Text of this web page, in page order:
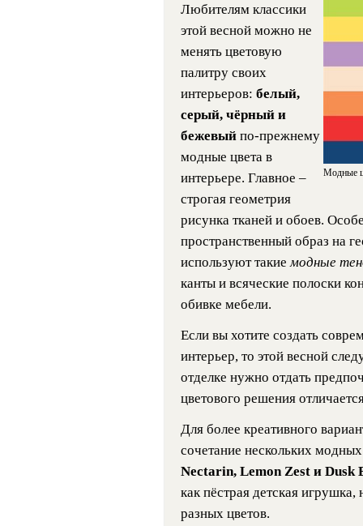
Модные
Любителям классики
этой весной можно не
менять цветовую
палитру своих
интерьеров: белый,
серый, чёрный и
бежевыйпо-прежнему
модные цвета в
интерьере. Главное –
строгая геометрия
рисунка тканей и обоев.
пространственный образ на
используют такие модные
канты и всяческие полоски
обивке мебели.
Если вы хотите создать
интерьер, то этой весной
отделке нужно отдать
цветового решения
Для более креативного
сочетание нескольких
Nectarin, Lemon Zest и Dusk
как пёстрая детская игрушка,
разных цветов.